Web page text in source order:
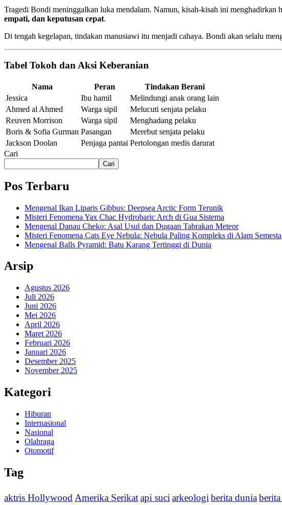
Tragedi Bondi meninggalkan luka mendalam. Namun, kisah-kisah ini menghadirkan
empati, dan keputusan cepat.
Di tengah kegelapan, tindakan manusiawi itu menjadi cahaya. Bondi akan selalu
Tabel Tokoh dan Aksi Keberanian
Nama Peran
Tindakan Berani
Jessica
Ibu hamil
Melindungi anak orang lain
Ahmed al Ahmed
Warga sipil
Melucuti senjata pelaku
Reuven Morrison
Warga sipil
Menghadang pelaku
Boris & Sofia Gurman Pasangan
Merebut senjata pelaku
Jackson Doolan
Penjaga pantai Pertolongan medis darurat
Cari
Cari
Pos Terbaru
Mengenal Ikan Liparis Gibbus: Deepsea Arctic Form Terunik
Misteri Fenomena Yax Chac Hydrobaric Arch di Gua Sistema
Mengenal Danau Cheko: Asal Usul dan Dugaan Tabrakan Meteor
Misteri Fenomena Cats Eye Nebula: Nebula Paling Kompleks di Alam Semesta
Mengenal Balls Pyramid: Batu Karang Tertinggi di Dunia
Arsip
Agustus 2026
Juli 2026
Juni 2026
Mei 2026
April 2026
Maret 2026
Februari 2026
Januari 2026
Desember 2025
November 2025
Kategori
Hiburan
Internasional
Nasional
Olahraga
Otomotif
Tag
aktris Hollywood Amerika Serikatapi suci arkeologi berita dunia